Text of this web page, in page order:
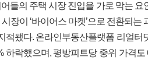
들의 주택 시장 진입을 가로 막는 요
장이 ‘바이어스 마켓’으로 전환되는
됐다. 온라인부동산플랫폼 리얼터
락했으며, 평방피트당 중위 가격도